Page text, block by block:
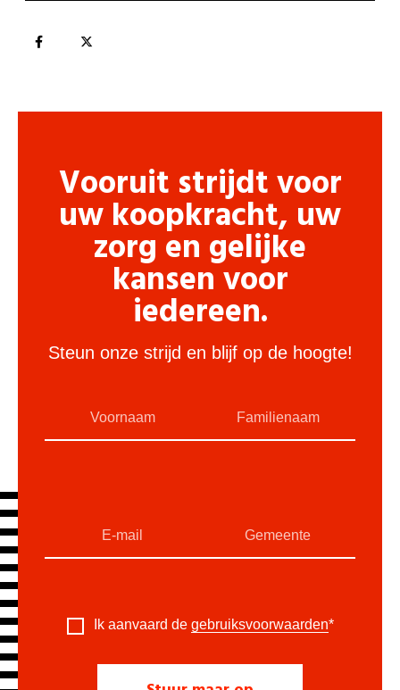
Vooruit strijdt voor
uw koopkracht, uw
zorg en gelijke
kansen voor
iedereen.
Steun onze strijd en blijf op de hoogte!
Ik aanvaard de gebruiksvoorwaarden*